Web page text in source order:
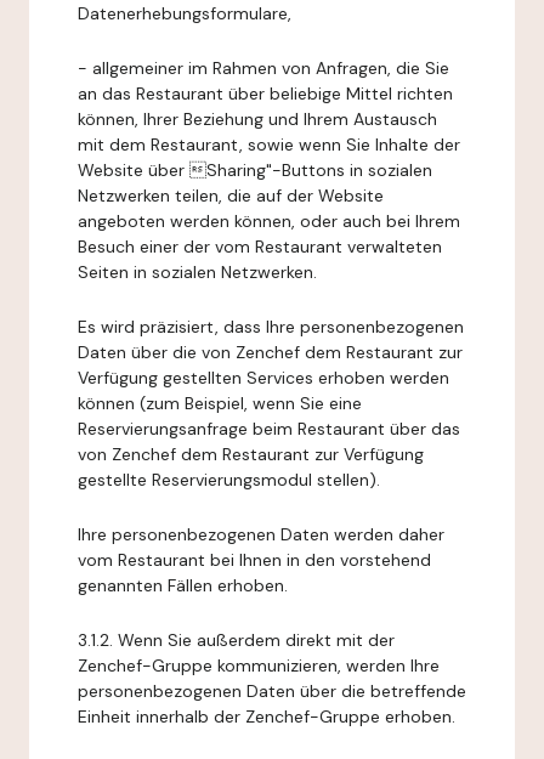
Datenerhebungsformulare,
- allgemeiner im Rahmen von Anfragen, die Sie
an das Restaurant über beliebige Mittel richten
können, Ihrer Beziehung und Ihrem Austausch
mit dem Restaurant, sowie wenn Sie Inhalte der
Website über Sharing"-Buttons in sozialen
Netzwerken teilen, die auf der Website
angeboten werden können, oder auch bei Ihrem
Besuch einer der vom Restaurant verwalteten
Seiten in sozialen Netzwerken.
Es wird präzisiert, dass Ihre personenbezogenen
Daten über die von Zenchef dem Restaurant zur
Verfügung gestellten Services erhoben werden
können (zum Beispiel, wenn Sie eine
Reservierungsanfrage beim Restaurant über das
von Zenchef dem Restaurant zur Verfügung
gestellte Reservierungsmodul stellen).
Ihre personenbezogenen Daten werden daher
vom Restaurant bei Ihnen in den vorstehend
genannten Fällen erhoben.
3.1.2. Wenn Sie außerdem direkt mit der
Zenchef-Gruppe kommunizieren, werden Ihre
personenbezogenen Daten über die betreffende
Einheit innerhalb der Zenchef-Gruppe erhoben.